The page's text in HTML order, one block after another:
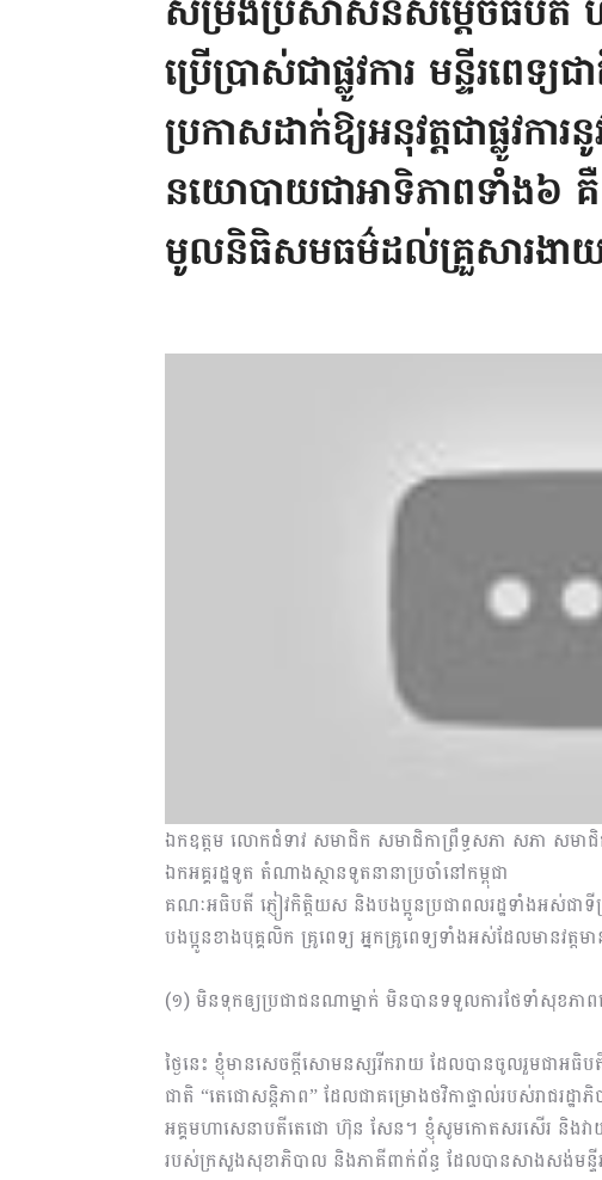
សម្រង់ប្រសាសន៍សម្តេចធិបតី
ប្រើប្រាស់ជាផ្លូវការ មន្ទីរពេទ្
ប្រកាសដាក់ឱ្យអនុវត្តជាផ្លូវក
នយោបាយជាអាទិភាពទាំង៦
មូលនិធិសមធម៌ដល់គ្រួសារងា
ឯកឧត្តម លោកជំទាវ សមាជិក សមាជិកាព្រឹទ្ធសភា សភា សមាជិ
ឯកអគ្គរដ្ឋទូត តំណាងស្ថានទូតនានាប្រចាំនៅកម្ពុជា
គណៈអធិបតី ភ្ញៀវកិត្តិយស និងបងប្អូនប្រជាពលរដ្ឋទាំងអស់ជា
បងប្អូនខាងបុគ្គលិក គ្រូពេទ្យ អ្នកគ្រូពេទ្យទាំងអស់ដែលមានវត្តម
(១) មិនទុកឲ្យប្រជាជនណាម្នាក់ មិនបានទទួលការថែទាំសុខភា
ថ្ងៃនេះ ខ្ញុំមានសេចក្ដីសោមនស្សរីករាយ​ ដែលបានចូលរួមជាអធិបតី
ជាតិ “តេជោសន្ដិភាព” ដែលជាគម្រោងថវិកាផ្ទាល់របស់រាជរដ្
អគ្គមហាសេនាបតីតេជោ ហ៊ុន សែន។ ខ្ញុំសូមកោតសរសើរ និងវា
របស់ក្រសួងសុខាភិបាល និងភាគីពាក់ព័ន្ធ ដែលបានសាងសង់មន្ទី